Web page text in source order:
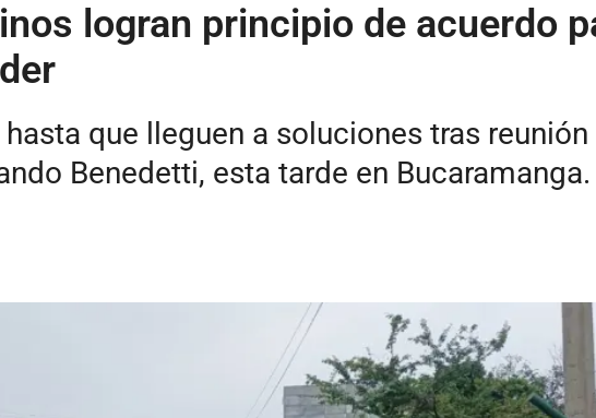
logran principio de acuerdo
que lleguen a soluciones tras
Benedetti, esta tarde en Bucaramanga.